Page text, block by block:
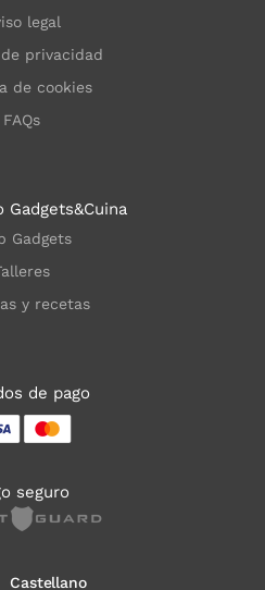
legal
privacidad
de cookies
FAQs
Gadgets&Cuina
Gadgets
y recetas
de pago
seguro
Castellano